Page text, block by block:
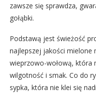
zawsze się sprawdza,
gołąbki.
Podstawą jest świeżość
najlepszej jakości mielone
wieprzowo-wołową, która
wilgotność i smak. Co do
sypka, która nie klei się